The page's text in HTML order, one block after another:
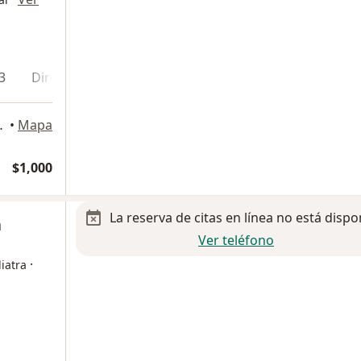
Dirección 4
• Mapa
$1,000
·
La reserva de citas en línea no está
Ver teléfono